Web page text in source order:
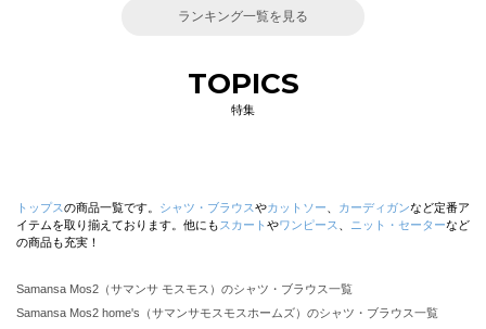
ランキング一覧を見る
TOPICS
特集
トップスの商品一覧です。 シャツ・ブラウスやカットソー カーディガンなど定番ア
イテムを取り揃えております。他にも スカート やワンピース ニット・セーターなど
の商品も充実！
Samansa Mos2（サマンサ モスモス）のシャツ・ブラウス一覧
Samansa Mos2 home's（サマンサモスモスホームズ）のシャツ・ブラウス一覧